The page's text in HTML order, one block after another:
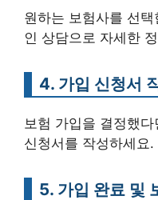
원하는 보험사를 선
인 상담으로 자세한
4. 가입 신청서
보험 가입을 결정했
신청서를 작성하세요.
5. 가입 완료 및